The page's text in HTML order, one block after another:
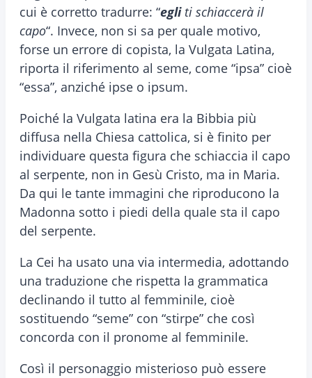
cui è corretto tradurre: “egliti schiaccerà il
capo“. Invece, non si sa per quale motivo,
forse un errore di copista, la Vulgata Latina,
riporta il riferimento al seme, come “ipsa” cioè
“essa”, anziché ipse o ipsum.
Poiché la Vulgata latina era la Bibbia più
diffusa nella Chiesa cattolica, si è finito per
individuare questa figura che schiaccia il capo
al serpente, non in Gesù Cristo, ma in Maria.
Da qui le tante immagini che riproducono la
Madonna sotto i piedi della quale sta il capo
del serpente.
La Cei ha usato una via intermedia, adottando
una traduzione che rispetta la grammatica
declinando il tutto al femminile, cioè
sostituendo “seme” con “stirpe” che così
concorda con il pronome al femminile.
Così il personaggio misterioso può essere